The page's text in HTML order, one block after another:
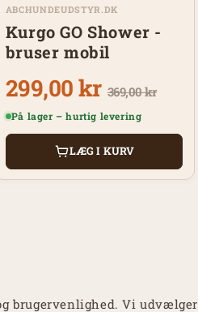
ABCHUNDEUDSTYR.DK
Kurgo GO Shower -
bruser mobil
299,00 kr 369,00 kr
På lager – hurtig levering
LÆG I KURV
brugervenlighed. Vi udvælger